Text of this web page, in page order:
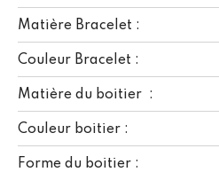
Matière Bracelet :
Couleur Bracelet :
Matière du boitier :
Couleur boitier :
Forme du boitier :